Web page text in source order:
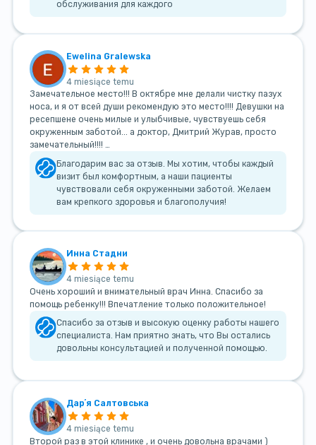
обслуживания для каждого
Ewelina Gralewska
4 miesiące temu
Замечательное место!!! В октябре мне делали чистку пазух
носа, и я от всей души рекомендую это место!!!! Девушки на
ресепшене очень милые и улыбчивые, чувствуешь себя
окруженным заботой... а доктор, Дмитрий Журав, просто
замечательный!!!! …
Благодарим вас за отзыв. Мы хотим, чтобы каждый
визит был комфортным, а наши пациенты
чувствовали себя окруженными заботой. Желаем
вам крепкого здоровья и благополучия!
Инна Стадни
4 miesiące temu
Очень хороший и внимательный врач Инна. Спасибо за
помощь ребенку!!! Впечатление только положительное!
Спасибо за отзыв и высокую оценку работы нашего
специалиста. Нам приятно знать, что Вы остались
довольны консультацией и полученной помощью.
Дарʼя Салтовська
4 miesiące temu
Второй раз в этой клинике , и очень довольна врачами )